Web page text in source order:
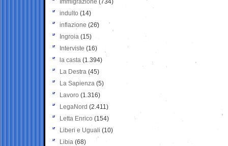
Immigrazione (734)
indulto (14)
inflazione (26)
Ingroia (15)
Interviste (16)
la casta (1.394)
La Destra (45)
La Sapienza (5)
Lavoro (1.316)
LegaNord (2.411)
Letta Enrico (154)
Liberi e Uguali (10)
Libia (68)